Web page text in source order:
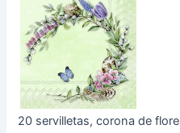
20 servilletas, corona de